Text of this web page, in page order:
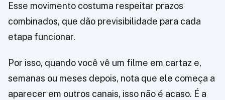
Esse movimento costuma respeitar prazos
combinados, que dão previsibilidade para cada
etapa funcionar.
Por isso, quando você vê um filme em cartaz e,
semanas ou meses depois, nota que ele começa a
aparecer em outros canais, isso não é acaso. É a